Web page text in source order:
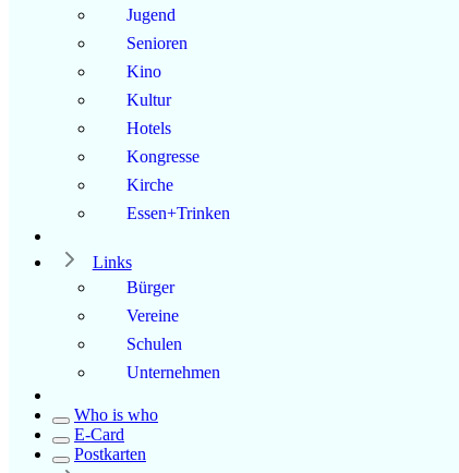
Jugend
Senioren
Kino
Kultur
Hotels
Kongresse
Kirche
Essen+Trinken
Links
Bürger
Vereine
Schulen
Unternehmen
Who is who
E-Card
Postkarten